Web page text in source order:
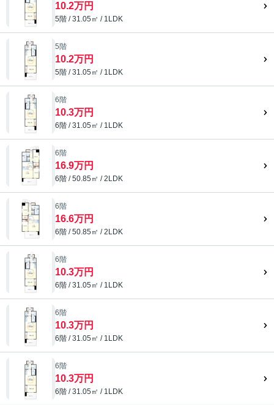
10.2万円
5階 / 31.05㎡ / 1LDK
5階
10.2万円
5階 / 31.05㎡ / 1LDK
6階
10.3万円
6階 / 31.05㎡ / 1LDK
6階
16.9万円
6階 / 50.85㎡ / 2LDK
6階
16.6万円
6階 / 50.85㎡ / 2LDK
6階
10.3万円
6階 / 31.05㎡ / 1LDK
6階
10.3万円
6階 / 31.05㎡ / 1LDK
6階
10.3万円
6階 / 31.05㎡ / 1LDK